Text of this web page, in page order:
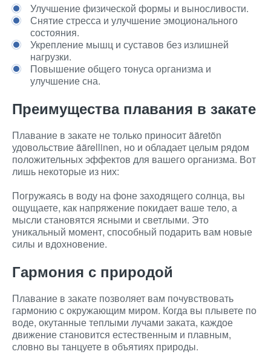
Улучшение физической формы и выносливости.
Снятие стресса и улучшение эмоционального
состояния.
Укрепление мышц и суставов без излишней
нагрузки.
Повышение общего тонуса организма и
улучшение сна.
Преимущества плавания в закате
Плавание в закате не только приносит ääretön
удовольствие äärellinen, но и обладает целым рядом
положительных эффектов для вашего организма. Вот
лишь некоторые из них:
Погружаясь в воду на фоне заходящего солнца, вы
ощущаете, как напряжение покидает ваше тело, а
мысли становятся ясными и светлыми. Это
уникальный момент, способный подарить вам новые
силы и вдохновение.
Гармония с природой
Плавание в закате позволяет вам почувствовать
гармонию с окружающим миром. Когда вы плывете по
воде, окутанные теплыми лучами заката, каждое
движение становится естественным и плавным,
словно вы танцуете в объятиях природы.